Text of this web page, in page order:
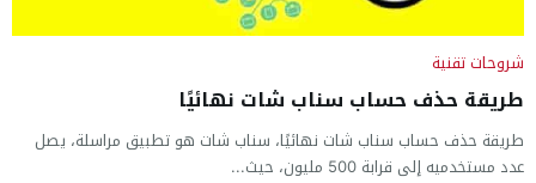
شروحات تقنية
طريقة حذف حساب سناب شات نهائيًا
طريقة حذف حساب سناب شات نهائيًا، سناب شات هو تطبيق مراسلة، يصل
عدد مستخدميه إلى قرابة 500 مليون، حيث...